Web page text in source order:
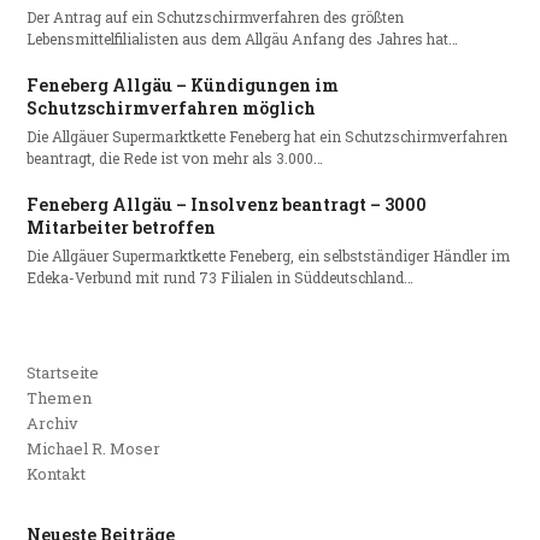
Der Antrag auf ein Schutzschirmverfahren des größten
Lebensmittelfilialisten aus dem Allgäu Anfang des Jahres hat…
Feneberg Allgäu – Kündigungen im
Schutzschirmverfahren möglich
Die Allgäuer Supermarktkette Feneberg hat ein Schutzschirmverfahren
beantragt, die Rede ist von mehr als 3.000…
Feneberg Allgäu – Insolvenz beantragt – 3000
Mitarbeiter betroffen
Die Allgäuer Supermarktkette Feneberg, ein selbstständiger Händler im
Edeka-Verbund mit rund 73 Filialen in Süddeutschland…
Startseite
Themen
Archiv
Michael R. Moser
Kontakt
Neueste Beiträge